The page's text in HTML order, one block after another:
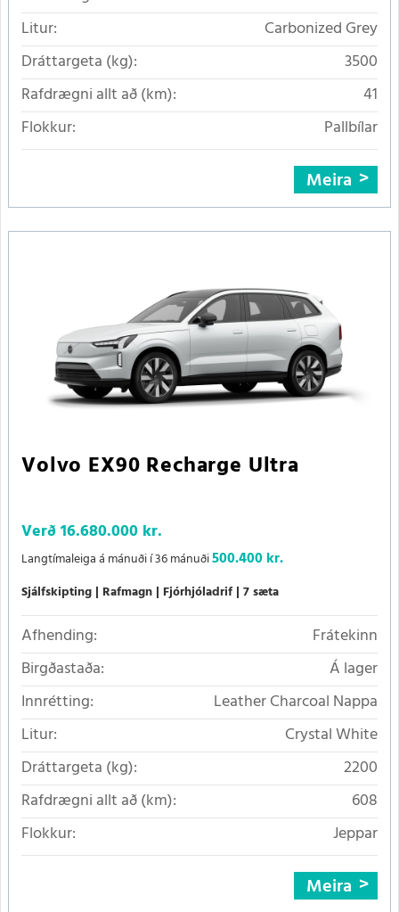
Litur:
Carbonized Grey
Dráttargeta (kg):
3500
Rafdrægni allt að (km):
41
Flokkur:
Pallbílar
Meira
Volvo EX90 Recharge Ultra
Verð16.680.000 kr.
Langtímaleiga á mánuði í 36 mánuði500.400 kr.
Sjálfskipting Rafmagn Fjórhjóladrif 7 sæta
Afhending:
Frátekinn
Birgðastaða:
Á lager
Innrétting:
Leather Charcoal Nappa
Litur:
Crystal White
Dráttargeta (kg):
2200
Rafdrægni allt að (km):
608
Flokkur:
Jeppar
Meira